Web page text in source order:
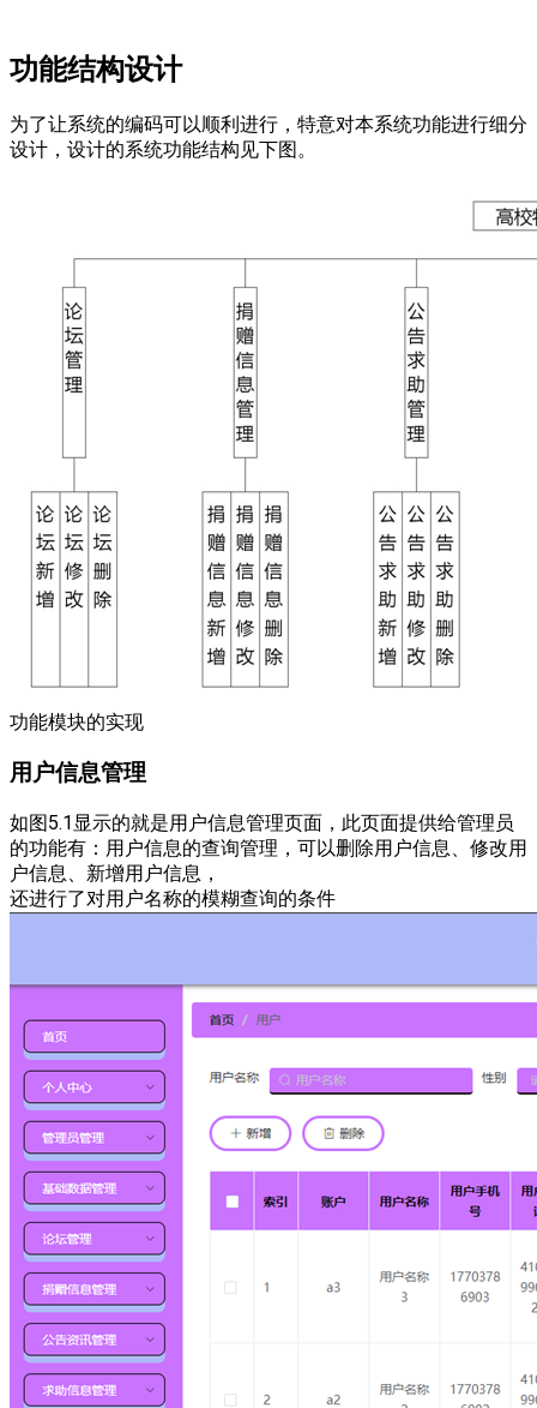
功能结构设计
为了让系统的编码可以顺利进行，特意对本系统功能进行细分
设计，设计的系统功能结构见下图。
功能模块的实现
用户信息管理
如图5.1显示的就是用户信息管理页面，此页面提供给管理员
的功能有：用户信息的查询管理，可以删除用户信息、修改用
户信息、新增用户信息，
还进行了对用户名称的模糊查询的条件